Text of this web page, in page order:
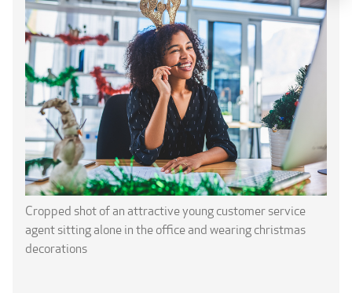
Cropped shot of an attractive young customer service
agent sitting alone in the office and wearing christmas
decorations